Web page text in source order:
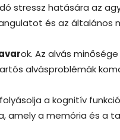
stressz hatására az
és az általános
ok. Az alvás
alvásproblémák
a kognitív
amely a memória és a